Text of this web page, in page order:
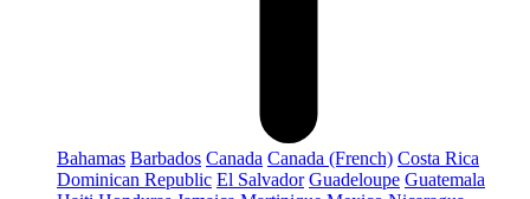
Bahamas Barbados Canada Canada (French) Costa Rica
Dominican Republic El Salvador Guadeloupe Guatemala